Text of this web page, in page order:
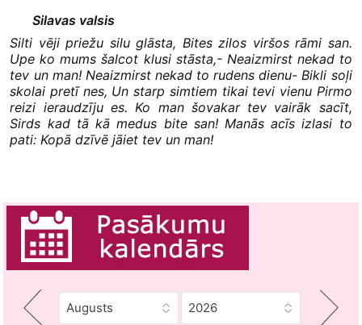
Silavas valsis
Silti vēji priežu silu glāsta, Bites zilos viršos rāmi san.
Upe ko mums šalcot klusi stāsta,- Neaizmirst nekad to
tev un man! Neaizmirst nekad to rudens dienu- Bikli soļi
skolai pretī nes, Un starp simtiem tikai tevi vienu Pirmo
reizi ieraudzīju es. Ko man šovakar tev vairāk sacīt,
Sirds kad tā kā medus bite san! Manās acīs izlasi to
pati: Kopā dzīvē jāiet tev un man!